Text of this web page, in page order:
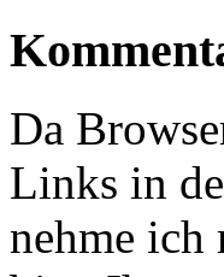
Da
Links in
nehme ich